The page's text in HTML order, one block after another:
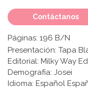
Contáctanos
Páginas: 196 B/N
Presentación: Tapa
Editorial: Milky Way
Demografía: Josei
Idioma: Español